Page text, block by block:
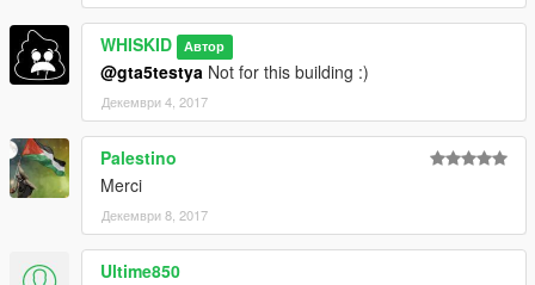
WHISKID Автор
@gta5testya Not for this building :)
Декември 4, 2017
Palestino
Merci
Декември 8, 2017
Ultime850